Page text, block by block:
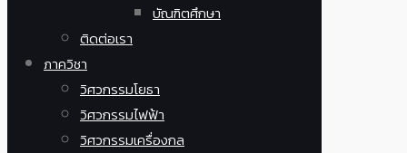
บัณฑิตศึกษา
ติดต่อเรา
ภาควิชา
วิศวกรรมโยธา
วิศวกรรมไฟฟ้า
วิศวกรรมเครื่องกล